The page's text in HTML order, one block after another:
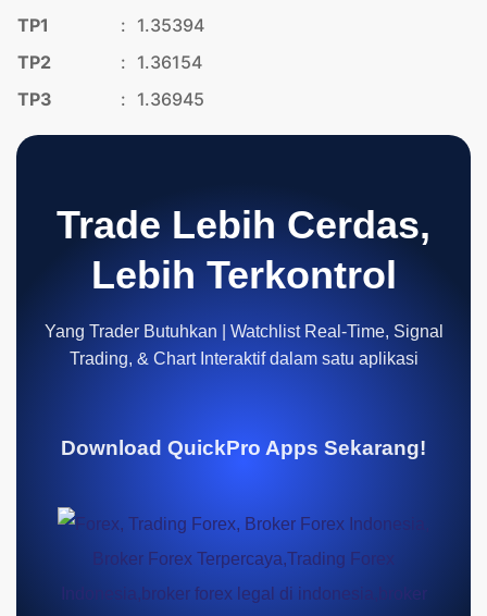
TP1
: 1.35394
TP2
: 1.36154
TP3
: 1.36945
Trade Lebih Cerdas,
Lebih Terkontrol
Yang Trader Butuhkan | Watchlist Real-Time, Signal
Trading, & Chart Interaktif dalam satu aplikasi
Download QuickPro Apps Sekarang!